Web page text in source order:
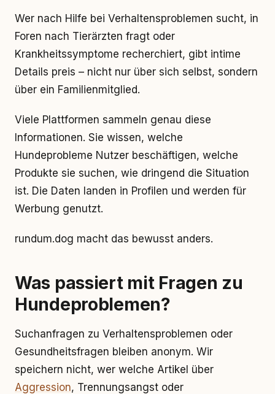
Wer nach Hilfe bei Verhaltensproblemen sucht, in
Foren nach Tierärzten fragt oder
Krankheitssymptome recherchiert, gibt intime
Details preis – nicht nur über sich selbst, sondern
über ein Familienmitglied.
Viele Plattformen sammeln genau diese
Informationen. Sie wissen, welche
Hundeprobleme Nutzer beschäftigen, welche
Produkte sie suchen, wie dringend die Situation
ist. Die Daten landen in Profilen und werden für
Werbung genutzt.
rundum.dog macht das bewusst anders.
Was passiert mit Fragen zu
Hundeproblemen?
Suchanfragen zu Verhaltensproblemen oder
Gesundheitsfragen bleiben anonym. Wir
speichern nicht, wer welche Artikel über
Aggression, Trennungsangst oder